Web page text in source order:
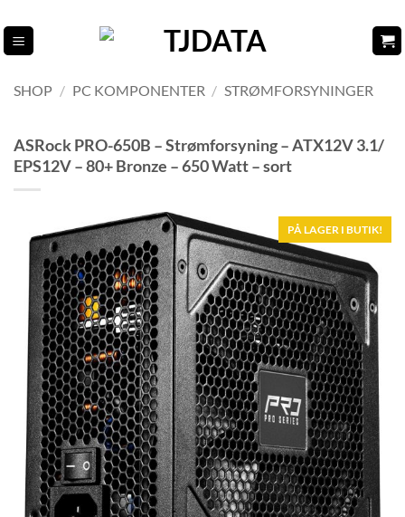
til
indhold
SHOP / PC KOMPONENTER / STRØMFORSYNINGER
ASRock PRO-650B – Strømforsyning – ATX12V 3.1/
EPS12V – 80+ Bronze – 650 Watt – sort
PÅ LAGER I BUTIK!